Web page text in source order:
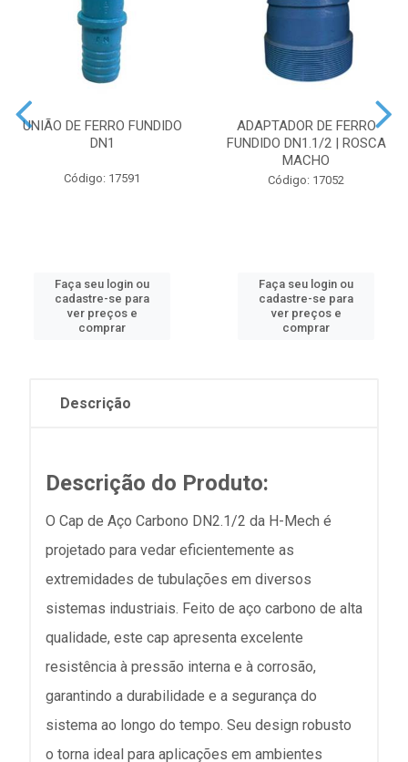
UNIÃO DE FERRO FUNDIDO
DN1
Código: 17591
Faça seu login ou
cadastre-se para
ver preços e
comprar
ADAPTADOR DE FERRO
FUNDIDO DN1.1/2 | ROSCA
MACHO
Código: 17052
Faça seu login ou
cadastre-se para
ver preços e
comprar
Descrição
Descrição do Produto:
O Cap de Aço Carbono DN2.1/2 da H-Mech é
projetado para vedar eficientemente as
extremidades de tubulações em diversos
sistemas industriais. Feito de aço carbono de alta
qualidade, este cap apresenta excelente
resistência à pressão interna e à corrosão,
garantindo a durabilidade e a segurança do
sistema ao longo do tempo. Seu design robusto
o torna ideal para aplicações em ambientes